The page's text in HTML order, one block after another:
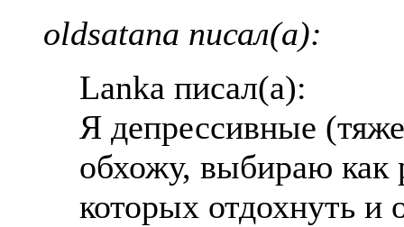
oldsatana писал(а):
Lanka писал(а):
Я депрессивные
обхожу, выбираю как
которых отдохнуть и